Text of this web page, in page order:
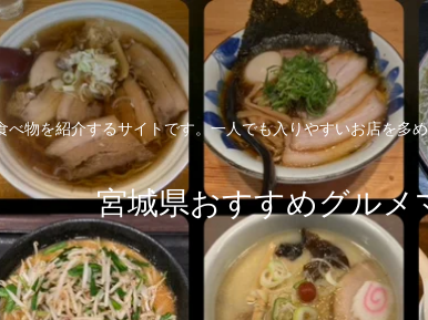
物を紹介するサイトです。一人でも入りやすいお店を多
宮城県おすすめグルメ